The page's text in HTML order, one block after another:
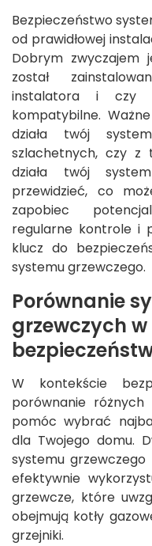
Bezpieczeństwo
od prawidłowej
Dobrym zwyczajem
został
instalatora i czy
kompatybilne.
działa twój
szlachetnych, czy z
działa twój
przewidzieć, co
zapobiec
regularne kontrole i
klucz do
systemu grzewczego.
Porównanie
grzewczych
W kontekście
porównanie
pomóc wybrać
dla Twojego domu.
systemu
efektywnie
grzewcze, które
obejmują kotły
grzejniki.